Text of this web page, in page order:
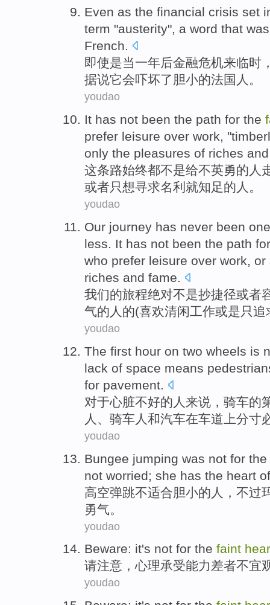
Even as the financial crisis set
term "austerity", a word that
French.
即使是当一年后金融危机来临时
据说它会吓坏了 胆小的法国人。
youdao
It has not been the path for the
prefer leisure over work, "
only the pleasures of riches
这条路始终都不是给不英勇的 人
或者只想寻求名利就知足的人。
youdao
Our journey has never been
less. It has not been the path
who prefer leisure over work, or
riches and fame.
我们的旅程绝对不是抄捷径或者
气的人 的(喜欢清闲工作或是只追
youdao
The first hour on two wheels is
lack of space means
for pavement.
对于心脏不好的 人来说， 骑车的
人 、骑车人 和汽车在车道上分寸
youdao
Bungee jumping was not for the
not worried; she has the heart of
高空弹跳不适合 胆小的人， 不过
勇气 。
youdao
Beware: it's not for the faint
请注意 ，心理承受能力差者不宜
youdao